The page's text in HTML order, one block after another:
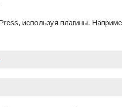
используя плагины.